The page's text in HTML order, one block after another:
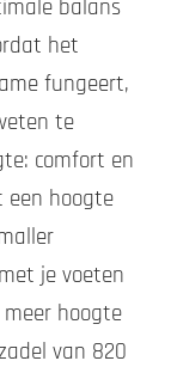
balans
het
fungeert,
te
comfort en
een hoogte
je voeten
hoogte
van 820